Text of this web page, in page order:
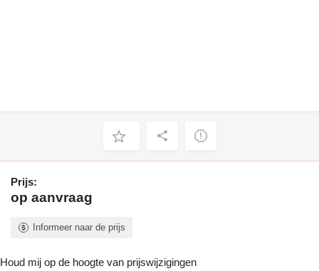
Prijs:
op aanvraag
Informeer naar de prijs
Houd mij op de hoogte van prijswijzigingen